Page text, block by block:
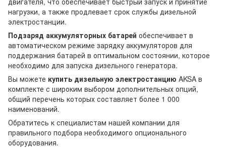
нагрузки, а также продлевает срок службы дизельной
электростанции.
Подзаряд аккумуляторных батарей обеспечивает в
автоматическом режиме зарядку аккумуляторов для
поддержания батарей в оптимальном состоянии, которое
необходимо для запуска дизельного генератора.
Вы можете купить дизельную электростанцию AKSA в
комплекте с широким выбором дополнительных опций,
общий перечень которых составляет более 1 000
наименований.
Обратитесь к специалистам нашей компании для
правильного подбора необходимого опционального
оборудования.